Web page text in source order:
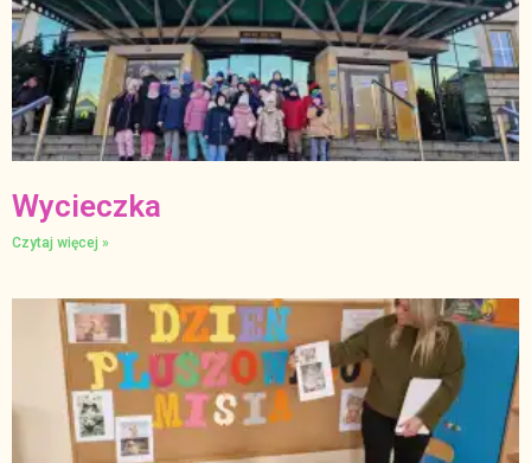
Wycieczka
Czytaj więcej »